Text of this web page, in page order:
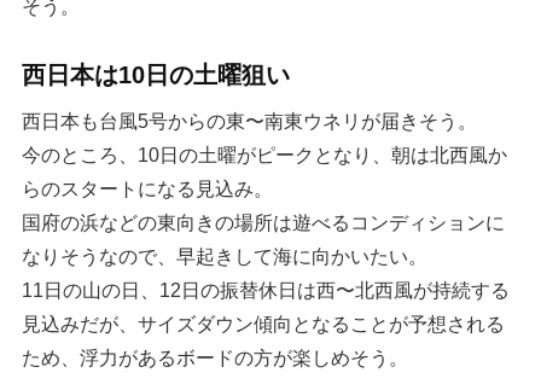
そう。
西日本は10日の土曜狙い
西日本も台風5号からの東〜南東ウネリが届きそう。
今のところ、10日の土曜がピークとなり、朝は北西風か
らのスタートになる見込み。
国府の浜などの東向きの場所は遊べるコンディションに
なりそうなので、早起きして海に向かいたい。
11日の山の日、12日の振替休日は西〜北西風が持続する
見込みだが、サイズダウン傾向となることが予想される
ため、浮力があるボードの方が楽しめそう。